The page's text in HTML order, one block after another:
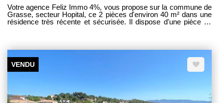
Votre agence Feliz Immo 4%, vous propose sur la commune de
Grasse, secteur Hopital, ce 2 pièces d'environ 40 m² dans une
résidence très récente et sécurisée. Il dispose d'une pièce de
parking privative. Idéal couple
VENDU